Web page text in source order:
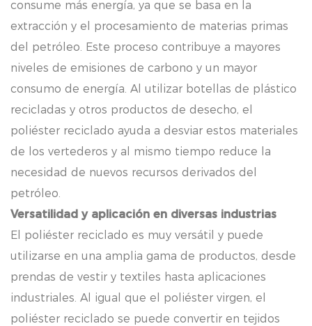
consume más energía, ya que se basa en la
extracción y el procesamiento de materias primas
del petróleo. Este proceso contribuye a mayores
niveles de emisiones de carbono y un mayor
consumo de energía. Al utilizar botellas de plástico
recicladas y otros productos de desecho, el
poliéster reciclado ayuda a desviar estos materiales
de los vertederos y al mismo tiempo reduce la
necesidad de nuevos recursos derivados del
petróleo.
Versatilidad y aplicación en diversas industrias
El poliéster reciclado es muy versátil y puede
utilizarse en una amplia gama de productos, desde
prendas de vestir y textiles hasta aplicaciones
industriales. Al igual que el poliéster virgen, el
poliéster reciclado se puede convertir en tejidos